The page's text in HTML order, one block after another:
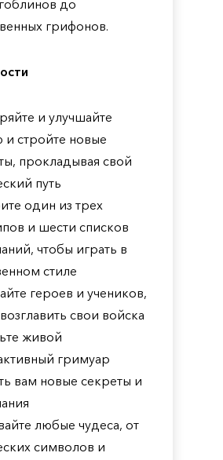
до
грифонов.
и улучшайте
стройте новые
прокладывая свой
путь
один из трех
и шести списков
чтобы играть в
стиле
героев и учеников,
свои войска
живой
гримуар
вам новые секреты и
любые чудеса, от
символов и